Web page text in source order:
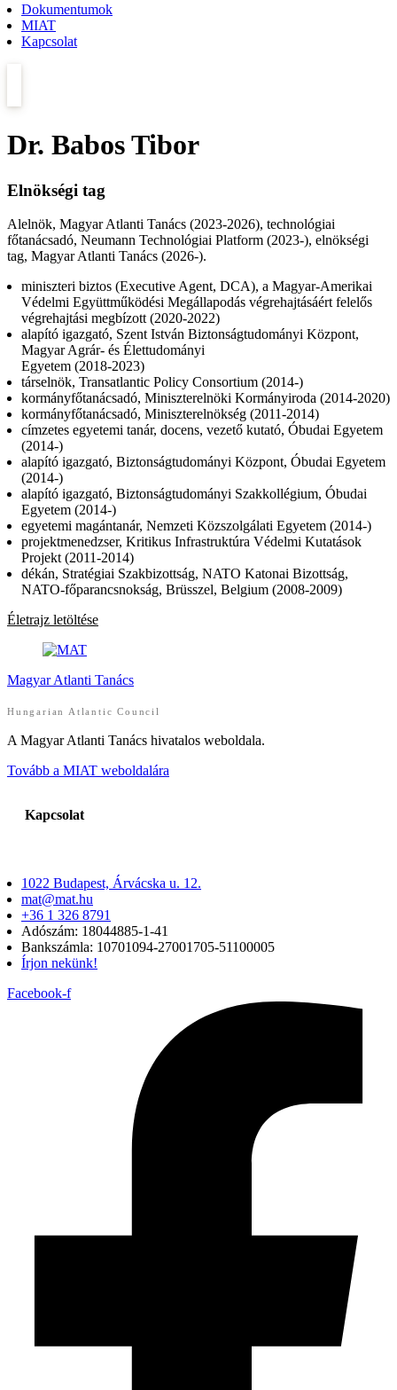
Dokumentumok
MIAT
Kapcsolat
Dr. Babos Tibor
Elnökségi tag
Alelnök, Magyar Atlanti Tanács (2023-2026), technológiai
főtanácsadó, Neumann Technológiai Platform (2023-), elnökségi
tag, Magyar Atlanti Tanács (2026-).
miniszteri biztos (Executive Agent, DCA), a Magyar-Amerikai
Védelmi Együttműködési Megállapodás végrehajtásáért felelős
végrehajtási megbízott (2020-2022)
alapító igazgató, Szent István Biztonságtudományi Központ,
Magyar Agrár- és Élettudományi
Egyetem (2018-2023)
társelnök, Transatlantic Policy Consortium (2014-)
kormányfőtanácsadó, Miniszterelnöki Kormányiroda (2014-2020)
kormányfőtanácsadó, Miniszterelnökség (2011-2014)
címzetes egyetemi tanár, docens, vezető kutató, Óbudai Egyetem
(2014-)
alapító igazgató, Biztonságtudományi Központ, Óbudai Egyetem
(2014-)
alapító igazgató, Biztonságtudományi Szakkollégium, Óbudai
Egyetem (2014-)
egyetemi magántanár, Nemzeti Közszolgálati Egyetem (2014-)
projektmenedzser, Kritikus Infrastruktúra Védelmi Kutatások
Projekt (2011-2014)
dékán, Stratégiai Szakbizottság, NATO Katonai Bizottság,
NATO-főparancsnokság, Brüsszel, Belgium (2008-2009)
Életrajz letöltése
Magyar Atlanti Tanács
Hungarian Atlantic Council
A Magyar Atlanti Tanács hivatalos weboldala.
Tovább a MIAT weboldalára
Kapcsolat
1022 Budapest, Árvácska u. 12.
mat@mat.hu
+36 1 326 8791
Adószám: 18044885-1-41
Bankszámla: 10701094-27001705-51100005
Írjon nekünk!
Facebook-f